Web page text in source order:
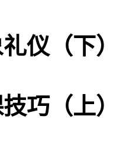
仪（下
巧（上